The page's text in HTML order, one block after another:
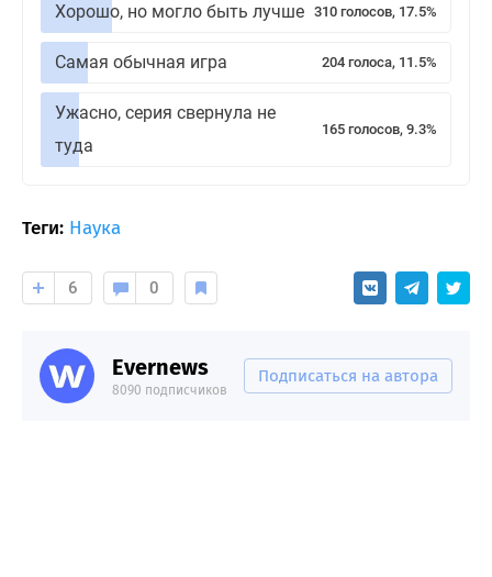
Хорошо, но могло быть лучше 310 голосов, 17.5%
Самая обычная игра 204 голоса, 11.5%
Ужасно, серия свернула не
туда
165 голосов, 9.3%
Теги: Наука
6 0
Evernews
8090 подписчиков
Подписаться на автора